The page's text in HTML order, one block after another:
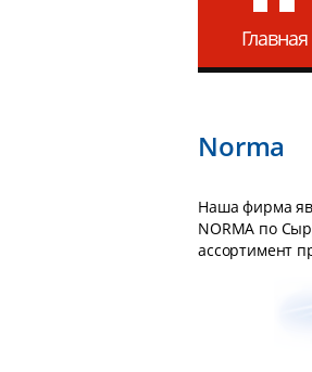
Главная
Norma
Наша фирма
NORMA по
ассортимент